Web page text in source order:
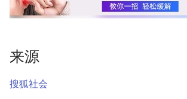
s
以身体为反抗
与造梦的空间
被问题化的“变性”，是美梦还
是噩梦？
来源
搜狐社会